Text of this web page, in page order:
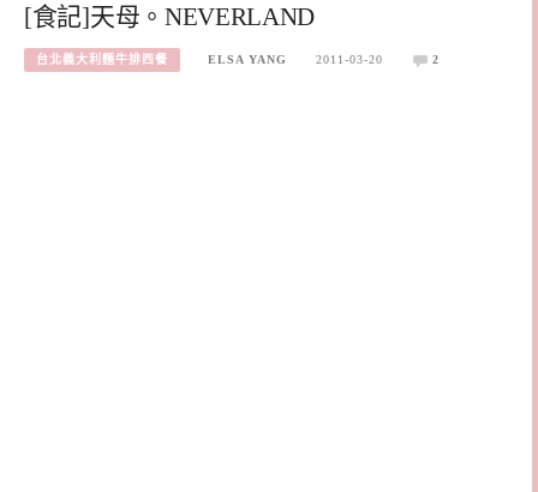
[食記]天母。NEVERLAND
台北義大利麵牛排西餐 ELSA YANG 2011-03-20 2